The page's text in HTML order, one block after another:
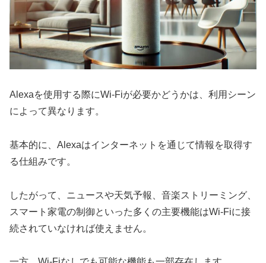
Alexaを使用する際にWi-Fiが必要かどうかは、利用シーン
によって異なります。
基本的に、Alexaはインターネットを通じて情報を取得す
る仕組みです。
したがって、ニュースや天気予報、音楽ストリーミング、
スマート家電の制御といった多くの主要機能はWi-Fiに接
続されていなければ使えません。